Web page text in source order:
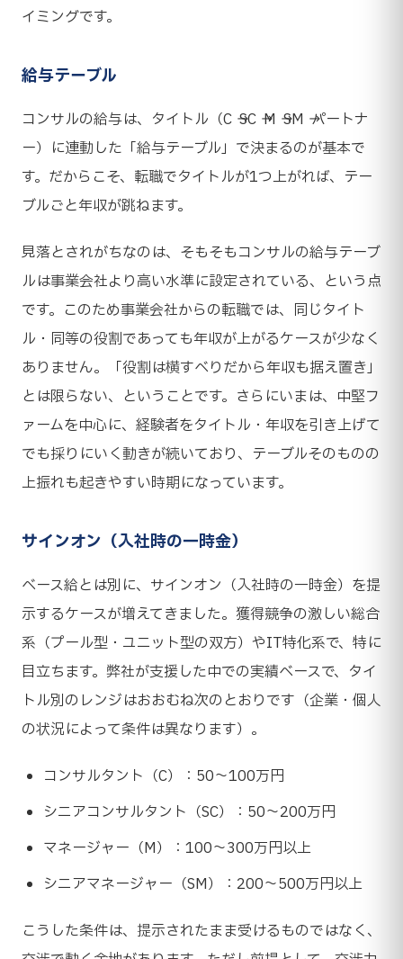
イミングです。
給与テーブル
コンサルの給与は、タイトル（C → SC → M → SM → パートナ
ー）に連動した「給与テーブル」で決まるのが基本で
す。だからこそ、転職でタイトルが1つ上がれば、テー
ブルごと年収が跳ねます。
見落とされがちなのは、そもそもコンサルの給与テーブ
ルは事業会社より高い水準に設定されている、という点
です。このため事業会社からの転職では、同じタイト
ル・同等の役割であっても年収が上がるケースが少なく
ありません。「役割は横すべりだから年収も据え置き」
とは限らない、ということです。さらにいまは、中堅フ
ァームを中心に、経験者をタイトル・年収を引き上げて
でも採りにいく動きが続いており、テーブルそのものの
上振れも起きやすい時期になっています。
サインオン（入社時の一時金）
ベース給とは別に、サインオン（入社時の一時金）を提
示するケースが増えてきました。獲得競争の激しい総合
系（プール型・ユニット型の双方）やIT特化系で、特に
目立ちます。弊社が支援した中での実績ベースで、タイ
トル別のレンジはおおむね次のとおりです（企業・個人
の状況によって条件は異なります）。
コンサルタント（C）：50〜100万円
シニアコンサルタント（SC）：50〜200万円
マネージャー（M）：100〜300万円以上
シニアマネージャー（SM）：200〜500万円以上
こうした条件は、提示されたまま受けるものではなく、